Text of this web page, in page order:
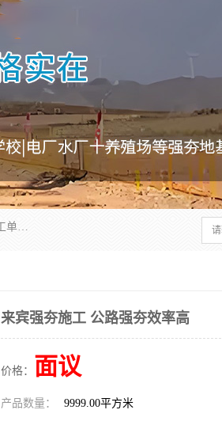
湖南业峻强夯基础工程有限公司是一家专业从事湖南强夯基础工程、强夯机租赁，地基处理的施工单位。业务覆盖：湖南、广东，江西等地。可承接1000KN.m-25000KN.m强夯（置换）工程。公司创始人是国内较早期从事强夯施工的建设者，经过多年的一步一个脚印的发展，在行业内具有较高的度和良好的口碑。
来宾强夯施工 公路强夯效率高
价格： 面议
产品数量： 9999.00平方米